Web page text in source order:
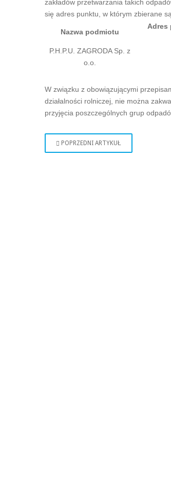
zakładów przetwarzania takich
się adres punktu, w którym zbierane
Nazwa podmiotu
Adres
P.H.P.U. ZAGRODA Sp. z
o.o.
W związku z obowiązującymi
działalności rolniczej, nie można
przyjęcia poszczególnych grup
POPRZEDNI ARTYKUŁ